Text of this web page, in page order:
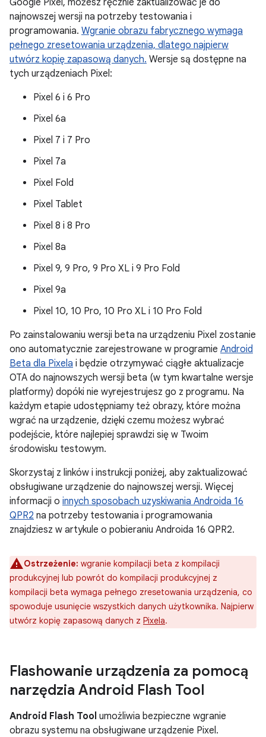
Google Pixel, możesz ręcznie zaktualizować je do
najnowszej wersji na potrzeby testowania i
programowania. Wgranie obrazu fabrycznego wymaga
pełnego zresetowania urządzenia, dlatego najpierw
utwórz kopię zapasową danych. Wersje są dostępne na
tych urządzeniach Pixel:
Pixel 6 i 6 Pro
Pixel 6a
Pixel 7 i 7 Pro
Pixel 7a
Pixel Fold
Pixel Tablet
Pixel 8 i 8 Pro
Pixel 8a
Pixel 9, 9 Pro, 9 Pro XL i 9 Pro Fold
Pixel 9a
Pixel 10, 10 Pro, 10 Pro XL i 10 Pro Fold
Po zainstalowaniu wersji beta na urządzeniu Pixel zostanie
ono automatycznie zarejestrowane w programie Android
Beta dla Pixela i będzie otrzymywać ciągłe aktualizacje
OTA do najnowszych wersji beta (w tym kwartalne wersje
platformy) dopóki nie wyrejestrujesz go z programu. Na
każdym etapie udostępniamy też obrazy, które można
wgrać na urządzenie, dzięki czemu możesz wybrać
podejście, które najlepiej sprawdzi się w Twoim
środowisku testowym.
Skorzystaj z linków i instrukcji poniżej, aby zaktualizować
obsługiwane urządzenie do najnowszej wersji. Więcej
informacji o innych sposobach uzyskiwania Androida 16
QPR2 na potrzeby testowania i programowania
znajdziesz w artykule o pobieraniu Androida 16 QPR2.
Ostrzeżenie: wgranie kompilacji beta z kompilacji
produkcyjnej lub powrót do kompilacji produkcyjnej z
kompilacji beta wymaga pełnego zresetowania urządzenia, co
spowoduje usunięcie wszystkich danych użytkownika. Najpierw
utwórz kopię zapasową danych z Pixela.
Flashowanie urządzenia za pomocą
narzędzia Android Flash Tool
Android Flash Tool umożliwia bezpieczne wgranie
obrazu systemu na obsługiwane urządzenie Pixel.